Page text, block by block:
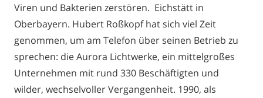
Viren und Bakterien zerstören. Eichstätt in
Oberbayern. Hubert Roßkopf hat sich viel Zeit
genommen, um am Telefon über seinen Betrieb zu
sprechen: die Aurora Lichtwerke, ein mittelgroßes
Unternehmen mit rund 330 Beschäftigten und
wilder, wechselvoller Vergangenheit. 1990, als